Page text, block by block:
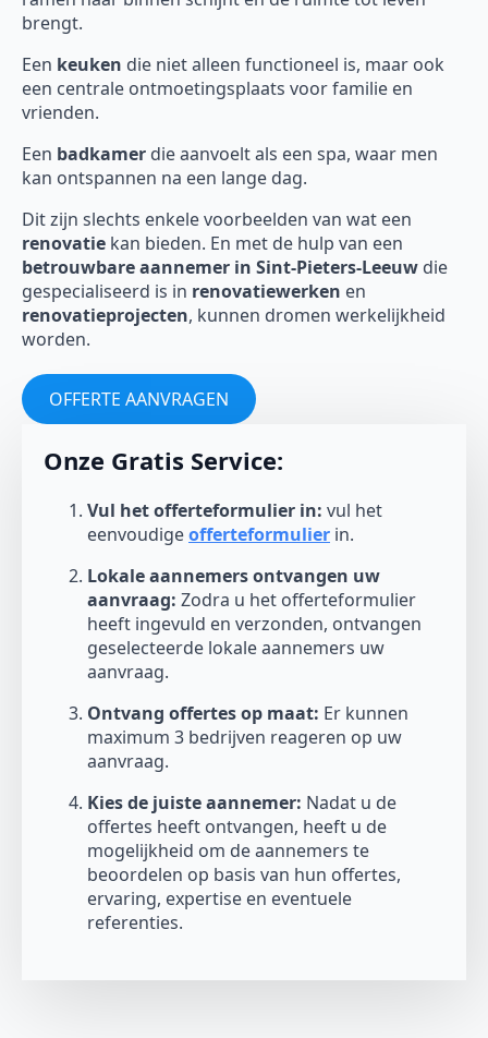
brengt.
Een keuken die niet alleen functioneel is, maar ook
een centrale ontmoetingsplaats voor familie en
vrienden.
Een badkamer die aanvoelt als een spa, waar men
kan ontspannen na een lange dag.
Dit zijn slechts enkele voorbeelden van wat een
renovatie kan bieden. En met de hulp van een
betrouwbare aannemer in Sint-Pieters-Leeuw die
gespecialiseerd is in renovatiewerken en
renovatieprojecten, kunnen dromen werkelijkheid
worden.
OFFERTE AANVRAGEN
Onze Gratis Service:
Vul het offerteformulier in: vul het
eenvoudigeofferteformulier in.
Lokale aannemers ontvangen uw
aanvraag: Zodra u het offerteformulier
heeft ingevuld en verzonden, ontvangen
geselecteerde lokale aannemers uw
aanvraag.
Ontvang offertes op maat: Er kunnen
maximum 3 bedrijven reageren op uw
aanvraag.
Kies de juiste aannemer: Nadat u de
offertes heeft ontvangen, heeft u de
mogelijkheid om de aannemers te
beoordelen op basis van hun offertes,
ervaring, expertise en eventuele
referenties.